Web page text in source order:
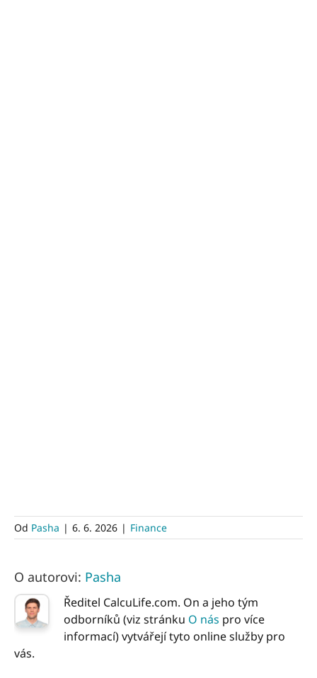
Od Pasha | 6. 6. 2026 | Finance
O autorovi: Pasha
Ředitel CalcuLife.com. On a jeho tým
odborníků (viz stránku O nás pro více
informací) vytvářejí tyto online služby pro
vás.